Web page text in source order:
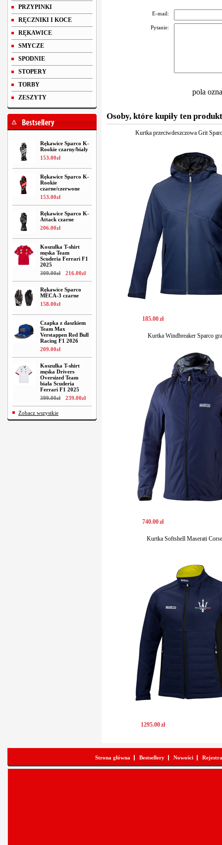
PRZYPINKI
RĘCZNIKI I KOCE
RĘKAWICE
SMYCZE
SPODNIE
STOPERY
TORBY
ZESZYTY
Rękawice Sparco K-
Rookie czarny/biały
153.00zł
Rękawice Sparco K-
Rookie
czarne/czerwone
153.00zł
Rękawice Sparco K-
Attack czarne
206.00zł
Koszulka T-shirt
męska Team
Scuderia Ferrari F1
2025
309.00zł 216.00zł
Rękawice Sparco
MECA-3 czarne
158.00zł
Czapka z daszkiem
Team Max
Verstappen Red Bull
Racing F1 2026
209.00zł
Koszulka T-shirt
męska Drivers
Oversized Team
biała Scuderia
Ferrari F1 2025
399.00zł 239.00zł
Zobacz wszystkie
E-mail:
Pytanie:
pola
Osoby, które kupiły ten
Kurtka przeciwdeszczowa Grit
185.00zł
Kurtka Windbreaker Sparco
740.00zł
Kurtka Softshell Maserati
1295.00zł
Strona główna Bestsellery Nowości